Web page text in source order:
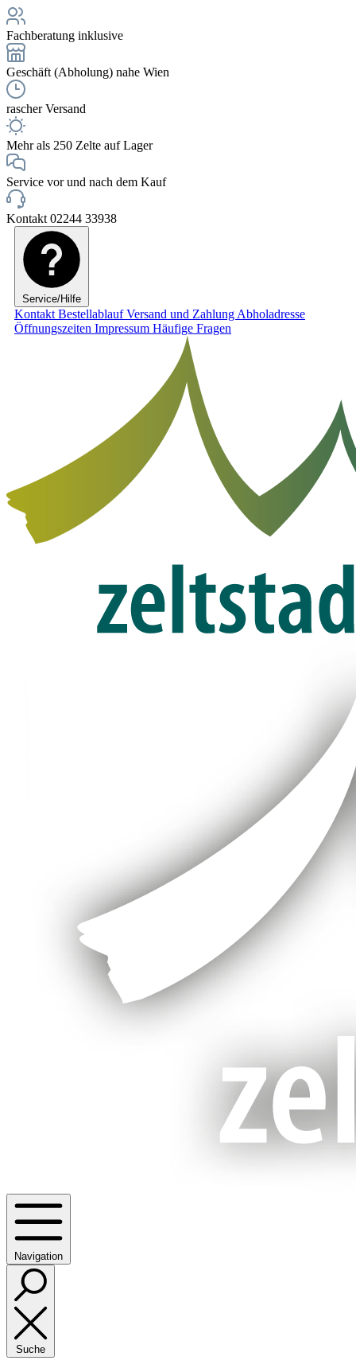
Fachberatung inklusive
Geschäft (Abholung) nahe Wien
rascher Versand
Mehr als 250 Zelte auf Lager
Service vor und nach dem Kauf
Kontakt 02244 33938
Service/Hilfe
Kontakt BestellablaufVersand und Zahlung Abholadresse
Öffnungszeiten Impressum Häufige Fragen
Navigation
Suche